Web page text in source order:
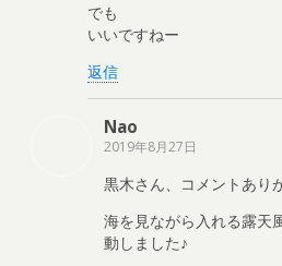
でも
いいですねー
返信
Nao
2019年8月27日
黒木さん、コメントあり
海を見ながら入れる露天
動しました♪